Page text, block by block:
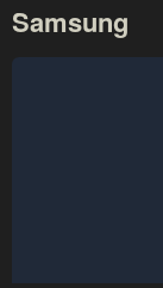
Samsung